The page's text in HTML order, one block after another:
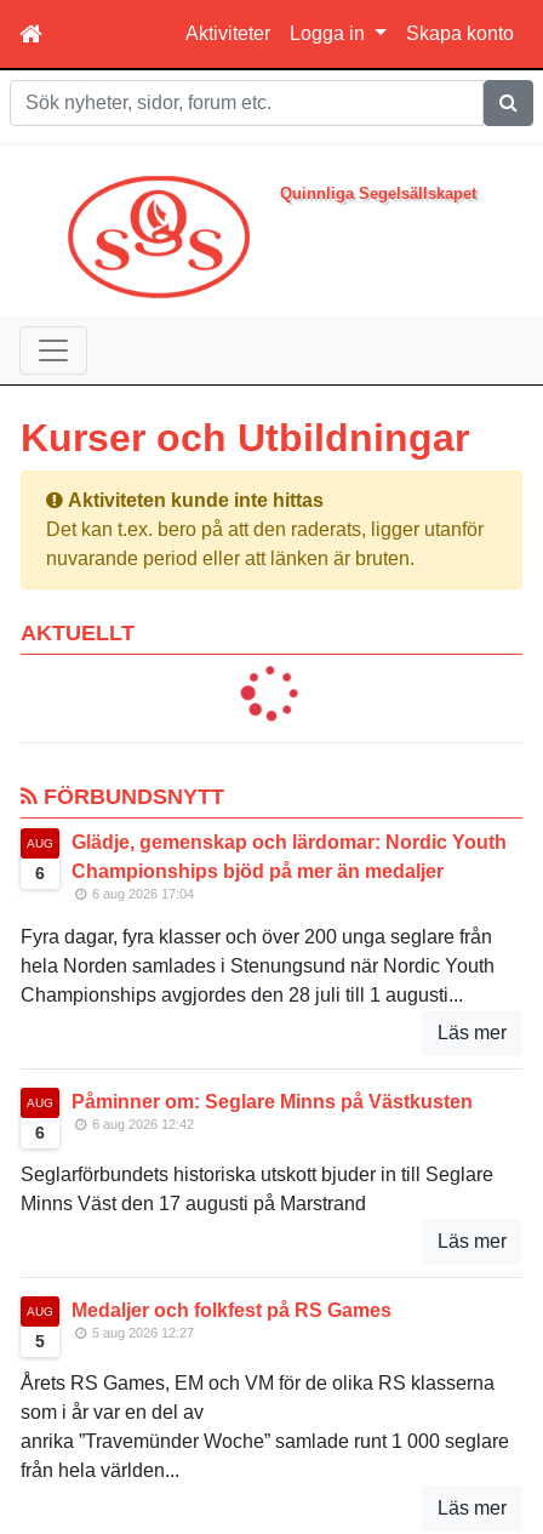
Aktiviteter Logga in Skapa konto
Sök
Quinnliga Segelsällskapet
AKTUELLT
Kurser och Utbildningar
Aktiviteten kunde inte hittas
Det kan t.ex. bero på att den raderats, ligger utanför
nuvarande period eller att länken är bruten.
FÖRBUNDSNYTT
AUG
6
Glädje, gemenskap och lärdomar: Nordic Youth
Championships bjöd på mer än medaljer
6 aug 2026 17:04
Fyra dagar, fyra klasser och över 200 unga seglare från
hela Norden samlades i Stenungsund när Nordic Youth
Championships avgjordes den 28 juli till 1 augusti...
Läs mer
AUG
6
Påminner om: Seglare Minns på Västkusten
6 aug 2026 12:42
Seglarförbundets historiska utskott bjuder in till Seglare
Minns Väst den 17 augusti på Marstrand
Läs mer
AUG
5
Medaljer och folkfest på RS Games
5 aug 2026 12:27
Årets RS Games, EM och VM för de olika RS klasserna
som i år var en del av
anrika ”Travemünder Woche” samlade runt 1 000 seglare
från hela världen...
Läs mer